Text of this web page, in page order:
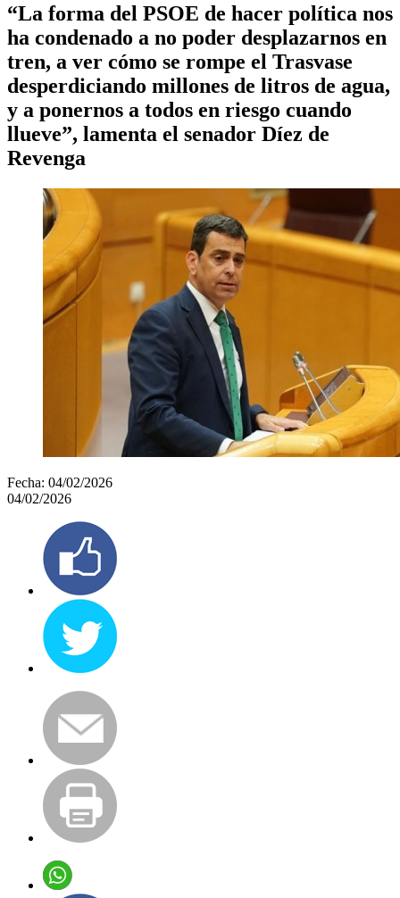
“La forma del PSOE de hacer política nos
ha condenado a no poder desplazarnos en
tren, a ver cómo se rompe el Trasvase
desperdiciando millones de litros de agua,
y a ponernos a todos en riesgo cuando
llueve”, lamenta el senador Díez de
Revenga
Fecha: 04/02/2026
04/02/2026